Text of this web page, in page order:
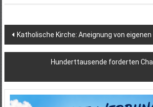
Beitragsnavigation
Katholische Kirche: Aneignung von eigenen
Hunderttausende forderten